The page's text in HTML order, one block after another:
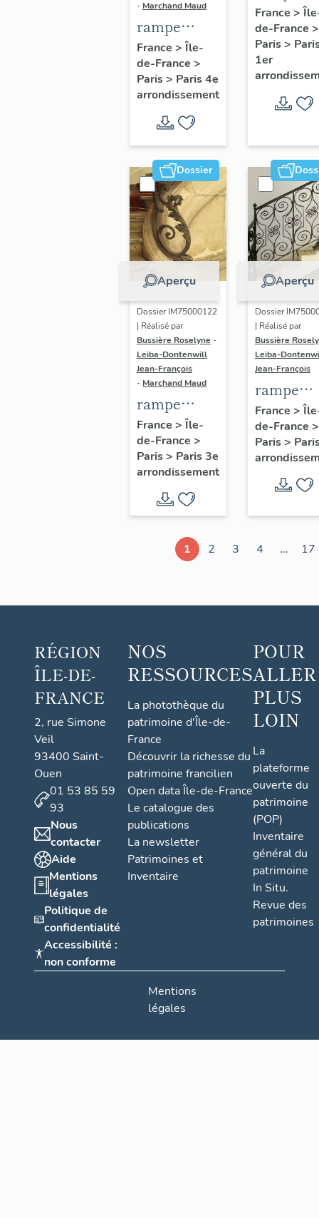
- Marchand Maud
rampe
d'appui,
escalier de
la maison à
cochère
dite hôtel
Charpentier
(non étudié)
France > Île-
de-France >
Paris> Paris 4e
arrondissement
d'appui,
escalier
la
porte
cochère
(non
France >
de-France >
Paris>
1er
Dossier
Aperçu
Dossier IM75000122
| Réalisé par
Bussière Roselyne -
Leiba-Dontenwill
Jean-François
- Marchand Maud
rampe
d'appui,
escalier de
la maison à
cochère
(non étudié)
France > Île-
de-France >
Paris> Paris 3e
arrondissement
Aperçu
Dossier
| Réalisé par
Bussière
Leiba-
Jean-François
rampe
d'appui,
escalier
la
cochère
(non
France >
de-France >
Paris>
1 2 3 4 ... 17
RÉGION
ÎLE-DE-
FRANCE
2, rue Simone
Veil
93400 Saint-
Ouen
01 53 85 59
93
Nous
contacter
Aide
Mentions
légales
Politique de
confidentialité
Accessibilité :
non conforme
NOS
RESSOURCES
La photothèque du
patrimoine d'Île-de-
France
Découvrir la richesse du
patrimoine francilien
Open data Île-de-France
Le catalogue des
publications
La newsletter
Patrimoines et
Inventaire
POUR
ALLER
PLUS
LOIN
La
plateforme
ouverte du
patrimoine
(POP)
Inventaire
général du
patrimoine
In Situ.
Revue des
patrimoines
Mentions
légales